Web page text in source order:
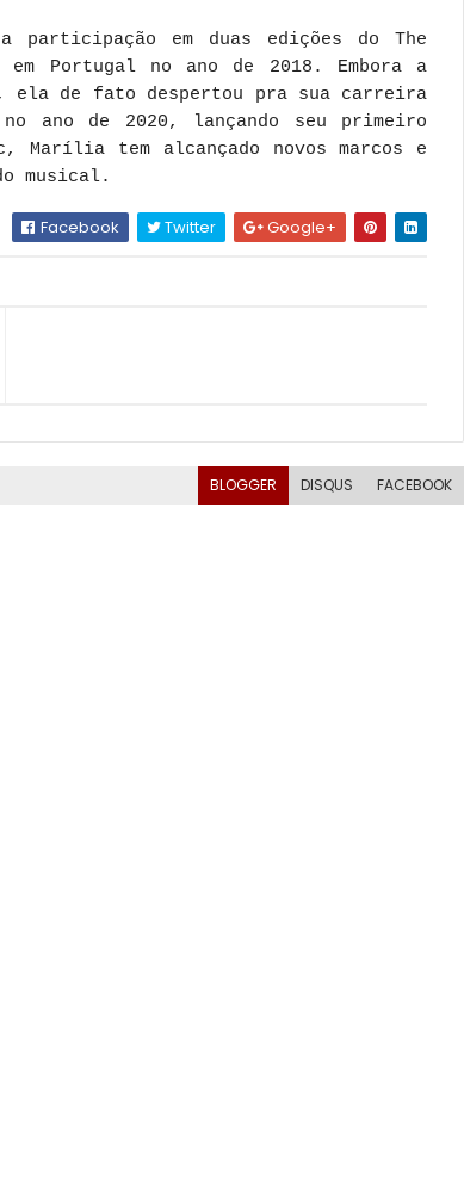
em duas edições do The
Portugal no ano de 2018. Embora a
ela de fato despertou pra sua carreira
ano de 2020, lançando seu primeiro
Marília tem alcançado novos marcos e
musical.
Facebook Twitter Google+
BLOGGER DISQUS FACEBOOK